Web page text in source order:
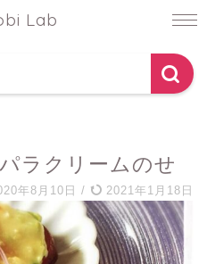
Lab
ラクリームのせ
年8月10日 / 2021年1月18日